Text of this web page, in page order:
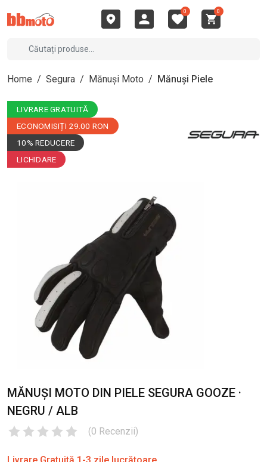
0 0
Home / Segura / Mănuși Moto / Mănuși Piele
LIVRARE GRATUITĂ
ECONOMISIȚI 29.00 RON
10% REDUCERE
LICHIDARE
MĂNUȘI MOTO DIN PIELE SEGURA GOOZE ·
NEGRU / ALB
(0 Recenzii)
Livrare Gratuită 1-3 zile lucrătoare